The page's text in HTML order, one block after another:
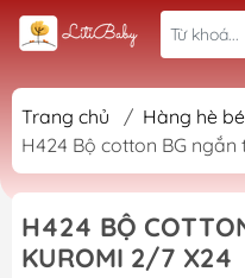
Trang chủ / Hàng hè
H424 Bộ cotton BG
H424 BỘ
KUROMI 2/7 X24